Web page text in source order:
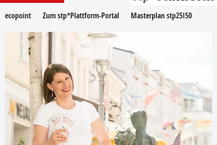
ecopoint Zum stp*Plattform-Portal Masterplan stp25I50